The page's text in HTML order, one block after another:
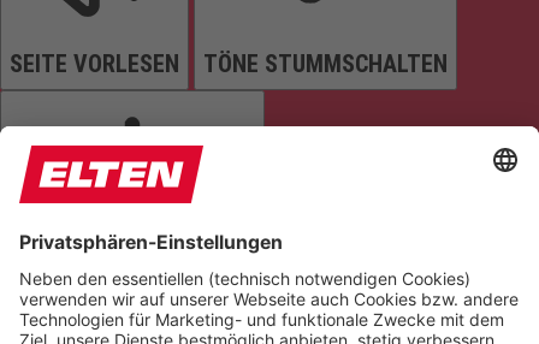
SEITE VORLESEN TÖNE STUMMSCHALTEN